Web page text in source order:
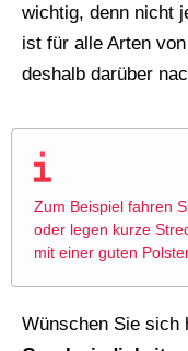
wichtig, denn nicht
ist für alle Arten
deshalb darüber
Zum Beispiel fahren
oder legen kurze
mit einer guten
Wünschen Sie sich